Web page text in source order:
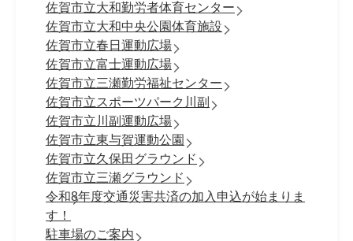
佐賀市立大和勤労者体育センター
佐賀市立大和中央公園体育施設
佐賀市立春日運動広場
佐賀市立富士運動広場
佐賀市立三瀬勤労福祉センター
佐賀市立スポーツパーク川副
佐賀市立川副運動広場
佐賀市立東与賀運動公園
佐賀市立久保田グラウンド
佐賀市立三瀬グラウンド
令和8年度交通災害共済の加入申込が始まりま
す！
駐車場のご案内